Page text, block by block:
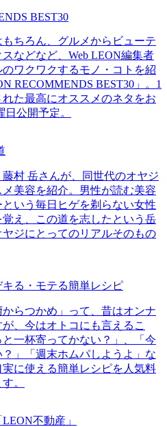
BEST30
ちろん、グルメからビューテ
などなど、Web LEON編集者
ワクワクするモノ・コトを紹
RECOMMENDS BEST30」。1
た最高にオススメのネタをお
公開予定。
村 岳さんが、同世代のオヤジ
美容を紹介。男性が読む美容
いう毎日ヒゲを剃らない女性
え、この道を志したという岳
ジにとってのリアルそのもの
る・モテる簡単レシピ
からつかめ」って、昔はオンナ
、今はオトコにも言えるこ
一杯寄ってかない？」、「今
」「週末ホムパしようよ」な
に使える簡単レシピを人気料
。
不動産」